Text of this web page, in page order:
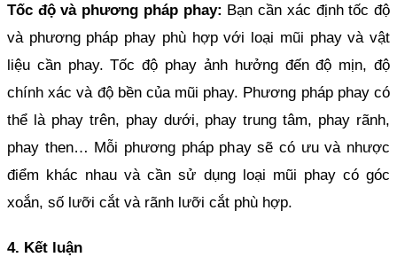
Tốc độ và phương pháp phay: Bạn cần xác định tốc độ
và phương pháp phay phù hợp với loại mũi phay và vật
liệu cần phay. Tốc độ phay ảnh hưởng đến độ mịn, độ
chính xác và độ bền của mũi phay. Phương pháp phay có
thể là phay trên, phay dưới, phay trung tâm, phay rãnh,
phay then… Mỗi phương pháp phay sẽ có ưu và nhược
điểm khác nhau và cần sử dụng loại mũi phay có góc
xoắn, số lưỡi cắt và rãnh lưỡi cắt phù hợp.
4. Kết luận